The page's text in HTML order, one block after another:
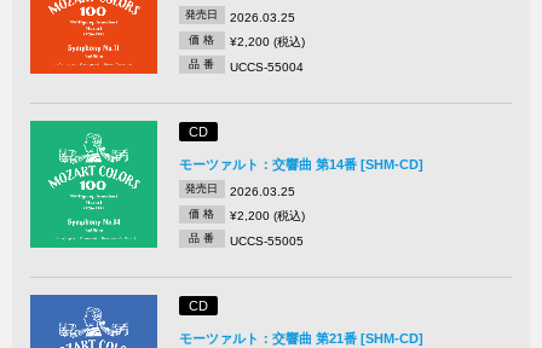
発売日 2026.03.25
価 格 ¥2,200 (税込)
品 番 UCCS-55004
CD
モーツァルト：交響曲 第14番 [SHM-CD]
発売日 2026.03.25
価 格 ¥2,200 (税込)
品 番 UCCS-55005
CD
モーツァルト：交響曲 第21番 [SHM-CD]